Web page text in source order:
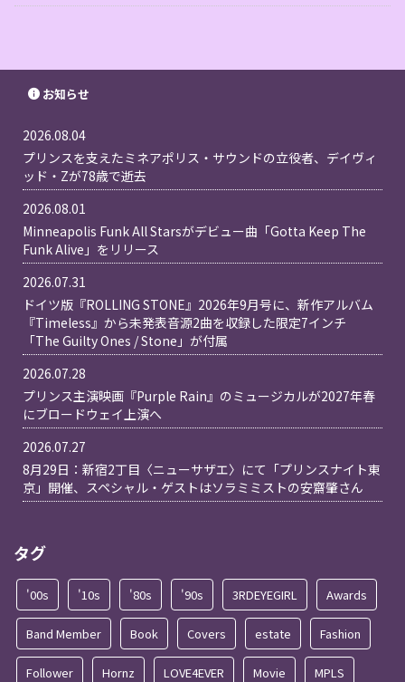
お知らせ
2026.08.04
プリンスを支えたミネアポリス・サウンドの立役者、デイヴィ
ッド・Zが78歳で逝去
2026.08.01
Minneapolis Funk All Starsがデビュー曲「Gotta Keep The
Funk Alive」をリリース
2026.07.31
ドイツ版『ROLLING STONE』2026年9月号に、新作アルバム
『Timeless』から未発表音源2曲を収録した限定7インチ
「The Guilty Ones / Stone」が付属
2026.07.28
プリンス主演映画『Purple Rain』のミュージカルが2027年春
にブロードウェイ上演へ
2026.07.27
8月29日：新宿2丁目〈ニューサザエ〉にて「プリンスナイト東
京」開催、スペシャル・ゲストはソラミミストの安齋肇さん
タグ
'00s '10s '80s '90s 3RDEYEGIRL Awards
Band Member Book Covers estate Fashion
Follower Hornz LOVE4EVER Movie MPLS